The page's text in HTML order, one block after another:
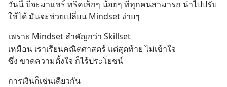
วันนี้ บีจะมาแชร์ ทริคเล็กๆ น้อยๆ ที่ทุกคนสามารถ นำไปปรับ
ใช้ได้ มันจะช่วยเปลี่ยน Mindset ง่ายๆ
เพราะ Mindset สำคัญกว่า Skillset
เหมือน เราเรียนคณิตศาสตร์ แต่สุดท้าย ไม่เข้าใจ
ซึ่ง ขาดความตั้งใจ ก็ไร้ประโยชน์
การเงินก็เช่นเดียวกัน